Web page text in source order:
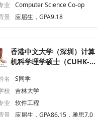
业
Computer Science Co-op
景
应届生，GPA9.18
香港中文大学（深圳）计算
机科学理学硕士（CUHK-
枚
名
S同学
校
吉林大学
业
软件工程
景
应届生，GPA86.15，雅思7.0